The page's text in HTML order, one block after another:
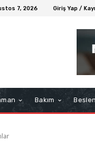
7, 2026 Giriş Yap /
Bakım